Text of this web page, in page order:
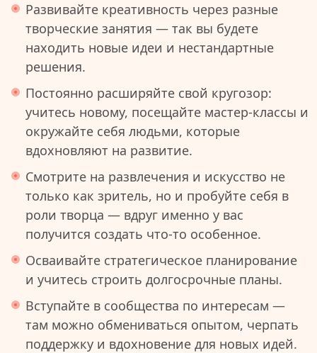
Развивайте креативность через разные
творческие занятия — так вы будете
находить новые идеи и нестандартные
решения.
Постоянно расширяйте свой кругозор:
учитесь новому, посещайте мастер-классы и
окружайте себя людьми, которые
вдохновляют на развитие.
Смотрите на развлечения и искусство не
только как зритель, но и пробуйте себя в
роли творца — вдруг именно у вас
получится создать что-то особенное.
Осваивайте стратегическое планирование
и учитесь строить долгосрочные планы.
Вступайте в сообщества по интересам —
там можно обмениваться опытом, черпать
поддержку и вдохновение для новых идей.